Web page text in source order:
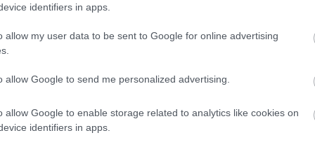
identifiers in apps.
allow my user data to be sent to Google for online advertising
allow Google to send me personalized advertising.
allow Google to enable storage related to analytics like cookies on
identifiers in apps.